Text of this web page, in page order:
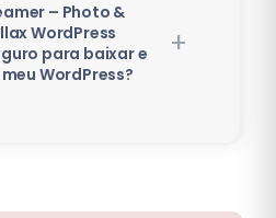
– Photo &
WordPress
para baixar e
WordPress?